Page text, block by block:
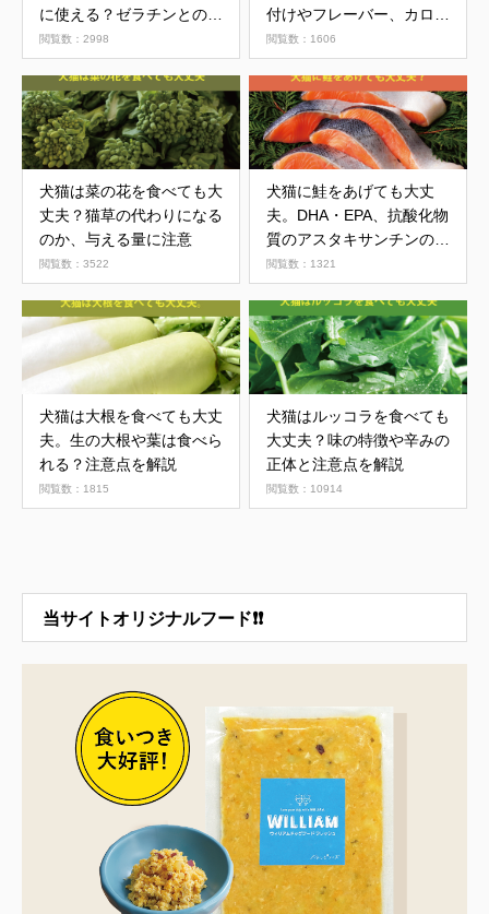
に使える？ゼラチンとの違
いについて
閲覧数：2998
付けやフレーバー、カロリ
ーについて解説
閲覧数：1606
犬猫は菜の花を食べても大
丈夫？猫草の代わりになる
のか、与える量に注意
閲覧数：3522
犬猫に鮭をあげても大丈
夫。DHA・EPA、抗酸化物
質のアスタキサンチンの供
給源やタンパク質源にもな
る
閲覧数：1321
犬猫は大根を食べても大丈
夫。生の大根や葉は食べら
れる？注意点を解説
閲覧数：1815
犬猫はルッコラを食べても
大丈夫？味の特徴や辛みの
正体と注意点を解説
閲覧数：10914
当サイトオリジナルフード❗❗